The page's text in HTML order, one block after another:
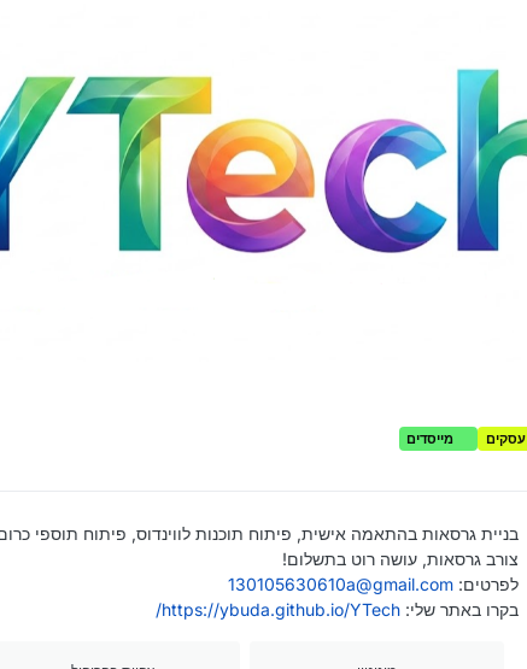
עסקים מייסדים
בניית גרסאות בהתאמה אישית, פיתוח תוכנות לווינדוס, פיתוח תוספי
צורב גרסאות, עושה רוט בתשלום!
לפרטים: 130105630610a@gmail.com
בקרו באתר שלי: https://ybuda.github.io/YTech/